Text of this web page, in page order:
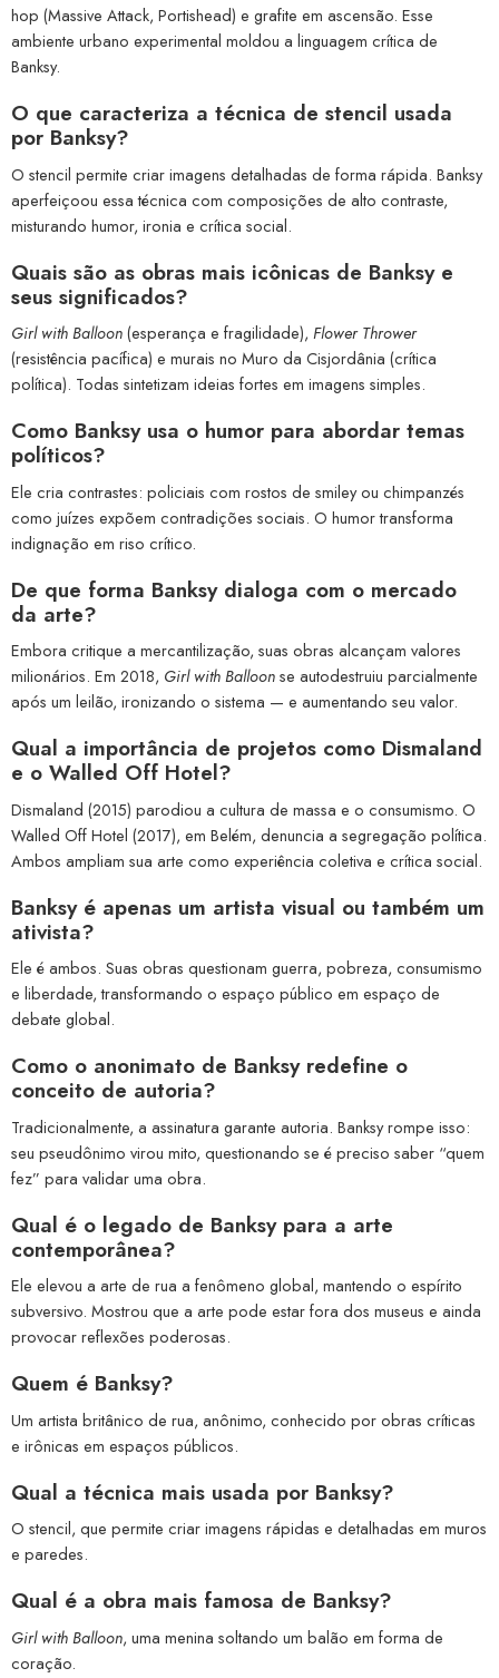
hop (Massive Attack, Portishead) e grafite em ascensão. Esse
ambiente urbano experimental moldou a linguagem crítica de
Banksy.
O que caracteriza a técnica de stencil usada
por Banksy?
O stencil permite criar imagens detalhadas de forma rápida. Banksy
aperfeiçoou essa técnica com composições de alto contraste,
misturando humor, ironia e crítica social.
Quais são as obras mais icônicas de Banksy e
seus significados?
Girl with Balloon(esperança e fragilidade), Flower Thrower
(resistência pacífica) e murais no Muro da Cisjordânia (crítica
política). Todas sintetizam ideias fortes em imagens simples.
Como Banksy usa o humor para abordar temas
políticos?
Ele cria contrastes: policiais com rostos de smiley ou chimpanzés
como juízes expõem contradições sociais. O humor transforma
indignação em riso crítico.
De que forma Banksy dialoga com o mercado
da arte?
Embora critique a mercantilização, suas obras alcançam valores
milionários. Em 2018, Girl with Balloonse autodestruiu parcialmente
após um leilão, ironizando o sistema — e aumentando seu valor.
Qual a importância de projetos como Dismaland
e o Walled Off Hotel?
Dismaland (2015) parodiou a cultura de massa e o consumismo. O
Walled Off Hotel (2017), em Belém, denuncia a segregação política.
Ambos ampliam sua arte como experiência coletiva e crítica social.
Banksy é apenas um artista visual ou também um
ativista?
Ele é ambos. Suas obras questionam guerra, pobreza, consumismo
e liberdade, transformando o espaço público em espaço de
debate global.
Como o anonimato de Banksy redefine o
conceito de autoria?
Tradicionalmente, a assinatura garante autoria. Banksy rompe isso:
seu pseudônimo virou mito, questionando se é preciso saber “quem
fez” para validar uma obra.
Qual é o legado de Banksy para a arte
contemporânea?
Ele elevou a arte de rua a fenômeno global, mantendo o espírito
subversivo. Mostrou que a arte pode estar fora dos museus e ainda
provocar reflexões poderosas.
Quem é Banksy?
Um artista britânico de rua, anônimo, conhecido por obras críticas
e irônicas em espaços públicos.
Qual a técnica mais usada por Banksy?
O stencil, que permite criar imagens rápidas e detalhadas em muros
e paredes.
Qual é a obra mais famosa de Banksy?
Girl with Balloon, uma menina soltando um balão em forma de
coração.